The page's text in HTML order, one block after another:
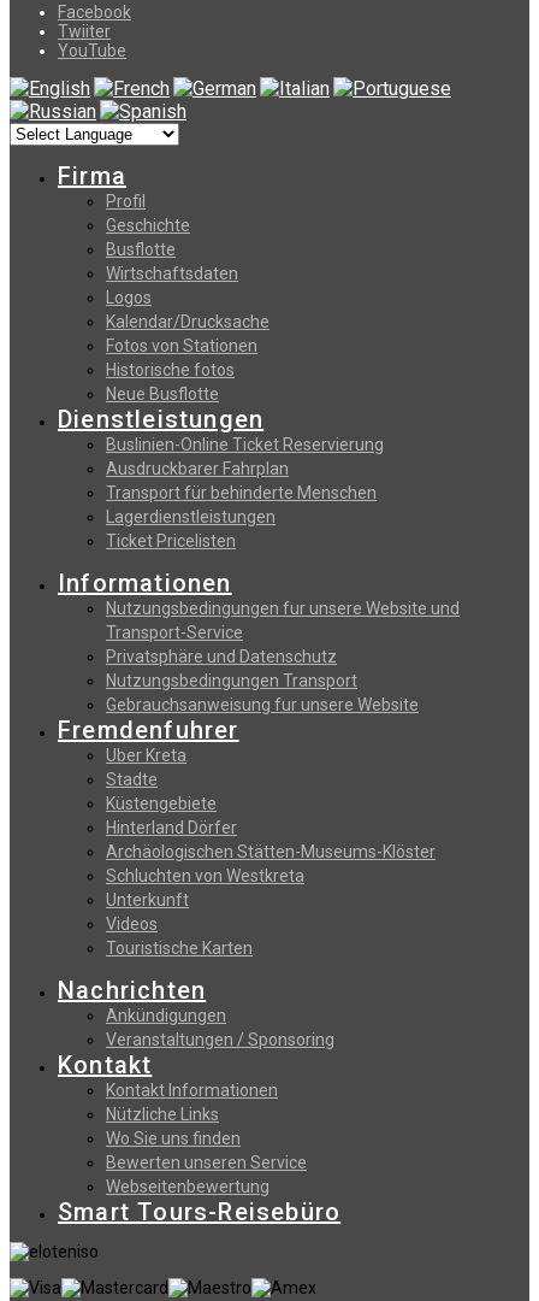
Facebook
Twiiter
YouTube
Firma
Profil
Geschichte
Busflotte
Wirtschaftsdaten
Logos
Kalendar/Drucksache
Fotos von Stationen
Historische fotos
Neue Busflotte
Dienstleistungen
Buslinien-Online Ticket Reservierung
Αusdruckbarer Fahrplan
Transport für behinderte Menschen
Lagerdienstleistungen
Ticket Pricelisten
Informationen
Nutzungsbedingungen fur unsere Website und
Transport-Service
Privatsphäre und Datenschutz
Nutzungsbedingungen Transport
Gebrauchsanweisung fur unsere Website
Fremdenfuhrer
Uber Kreta
Stadte
Küstengebiete
Hinterland Dörfer
Archäologischen Stätten-Museums-Klöster
Schluchten von Westkreta
Unterkunft
Videos
Touristische Karten
Nachrichten
Ankündigungen
Veranstaltungen / Sponsoring
Kontakt
Kontakt Informationen
Nützliche Links
Wo Sie uns finden
Bewerten unseren Service
Webseitenbewertung
Smart Tours-Reisebüro